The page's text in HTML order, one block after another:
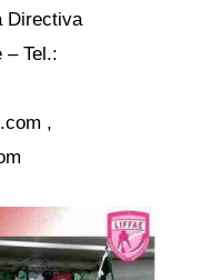
Directiva
– Tel.:
,